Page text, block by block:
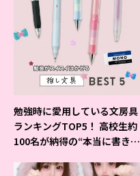
勉強時に愛用している文房具
ランキングTOP5！ 高校生約
100名が納得の“本当に書きや